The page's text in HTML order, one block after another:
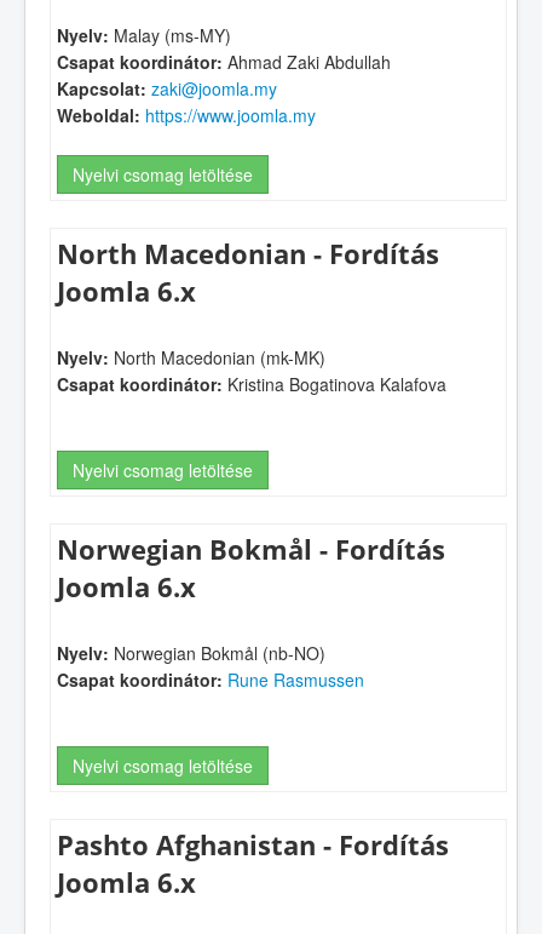
Nyelv: Malay (ms-MY)
Csapat koordinátor: Ahmad Zaki Abdullah
Kapcsolat: zaki@joomla.my
Weboldal: https://www.joomla.my
Nyelvi csomag letöltése
North Macedonian - Fordítás
Joomla 6.x
Nyelv: North Macedonian (mk-MK)
Csapat koordinátor: Kristina Bogatinova Kalafova
Nyelvi csomag letöltése
Norwegian Bokmål - Fordítás
Joomla 6.x
Nyelv: Norwegian Bokmål (nb-NO)
Csapat koordinátor: Rune Rasmussen
Nyelvi csomag letöltése
Pashto Afghanistan - Fordítás
Joomla 6.x